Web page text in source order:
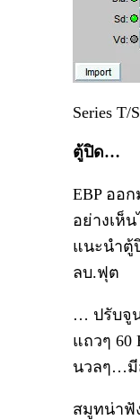
Series T/
ตู้ปิด…
EBP ออ
อย่างเห็
แนะนำตู้
ลบ.ฟุต
… ปรับจู
แถวๆ 60
นวลๆ…
สมูทน่าฟั